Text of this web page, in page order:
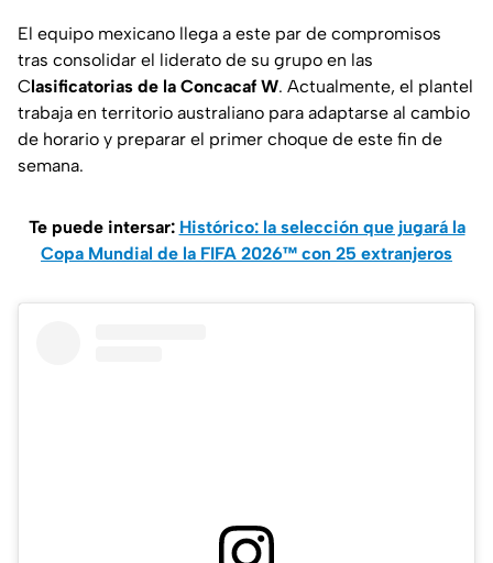
El equipo mexicano llega a este par de compromisos
tras consolidar el liderato de su grupo en las
Clasificatorias de la Concacaf W. Actualmente, el plantel
trabaja en territorio australiano para adaptarse al cambio
de horario y preparar el primer choque de este fin de
semana.
Te puede intersar: Histórico: la selección que jugará la
Copa Mundial de la FIFA 2026™ con 25 extranjeros